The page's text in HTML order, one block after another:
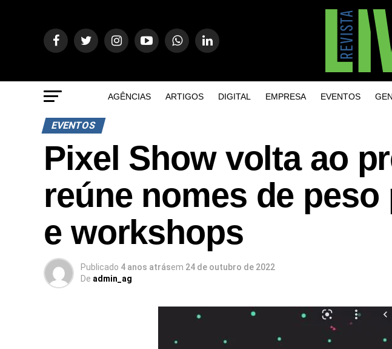
AGÊNCIAS ARTIGOS DIGITAL EMPRESA EVENTOS
EVENTOS
Pixel Show volta ao
reúne nomes de
e workshops
Publicado 4 anos atrásem 24 de outubro de 2022
De admin_ag